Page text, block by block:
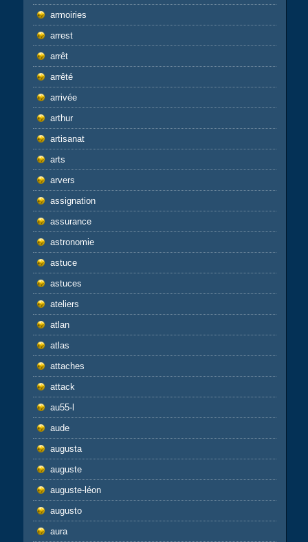
armoiries
arrest
arrêt
arrêté
arrivée
arthur
artisanat
arts
arvers
assignation
assurance
astronomie
astuce
astuces
ateliers
atlan
atlas
attaches
attack
au55-l
aude
augusta
auguste
auguste-léon
augusto
aura